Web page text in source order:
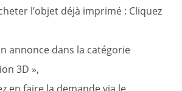
l’objet déjà imprimé : Cliquez
annonce dans la catégorie
3D »,